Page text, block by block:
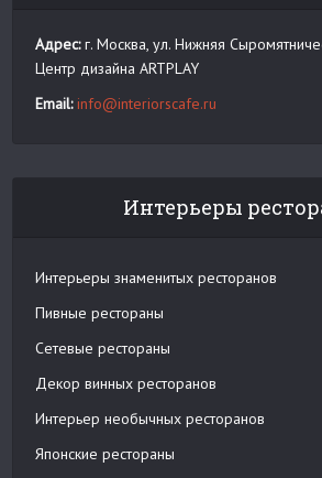
Адрес:г. Москва, ул. Нижняя
Центр дизайна ARTPLAY
Email: info@interiorscafe.ru
Интерьеры
Интерьеры знаменитых ресторанов
Пивные рестораны
Сетевые рестораны
Декор винных ресторанов
Интерьер необычных ресторанов
Японские рестораны